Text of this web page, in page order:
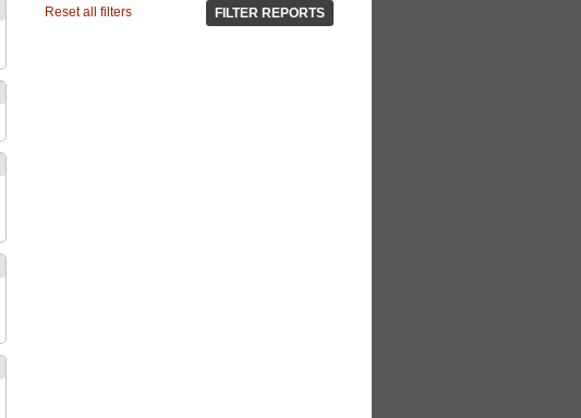
Reset all filters FILTER REPORTS